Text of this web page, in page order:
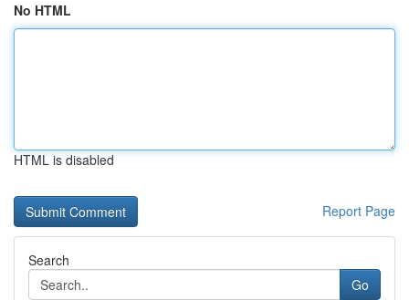
No HTML
HTML is disabled
Report Page
Search
Go